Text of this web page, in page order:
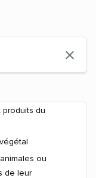
produits du
ou
de leur